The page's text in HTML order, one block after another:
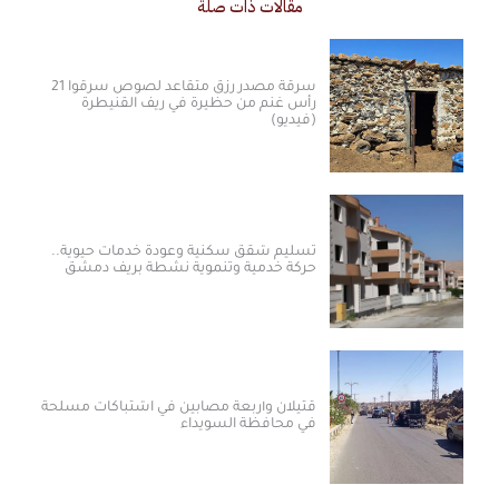
مقالات ذات صلة
سرقة مصدر رزق متقاعد لصوص سرقوا 21
رأس غنم من حظيرة في ريف القنيطرة
(فيديو)
تسليم شقق سكنية وعودة خدمات حيوية..
حركة خدمية وتنموية نشطة بريف دمشق
قتيلان وأربعة مصابين في اشتباكات مسلحة
في محافظة السويداء